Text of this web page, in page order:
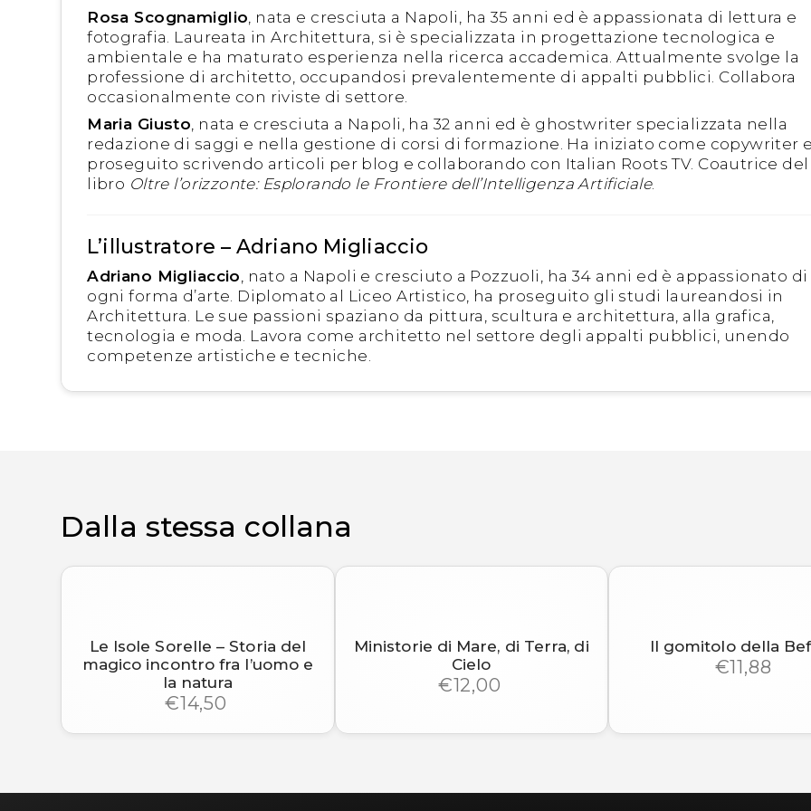
Rosa Scognamiglio, nata e cresciuta a Napoli, ha 35 anni ed è appassionata di lettura e
fotografia. Laureata in Architettura, si è specializzata in progettazione tecnologica e
ambientale e ha maturato esperienza nella ricerca accademica. Attualmente svolge la
professione di architetto, occupandosi prevalentemente di appalti pubblici. Collabora
occasionalmente con riviste di settore.
Maria Giusto, nata e cresciuta a Napoli, ha 32 anni ed è ghostwriter specializzata nella
redazione di saggi e nella gestione di corsi di formazione. Ha iniziato come copywriter
proseguito scrivendo articoli per blog e collaborando con Italian Roots TV. Coautrice del
libro Oltre l’orizzonte: Esplorando le Frontiere dell’Intelligenza Artificiale.
L’illustratore – Adriano Migliaccio
Adriano Migliaccio , nato a Napoli e cresciuto a Pozzuoli, ha 34 anni ed è appassionato di
ogni forma d’arte. Diplomato al Liceo Artistico, ha proseguito gli studi laureandosi in
Architettura. Le sue passioni spaziano da pittura, scultura e architettura, alla grafica,
tecnologia e moda. Lavora come architetto nel settore degli appalti pubblici, unendo
competenze artistiche e tecniche.
Dalla stessa collana
Le Isole Sorelle – Storia del
magico incontro fra l’uomo e
la natura
€14,50
Ministorie di Mare, di Terra, di
Cielo
€12,00
Il gomitolo della
€11,88